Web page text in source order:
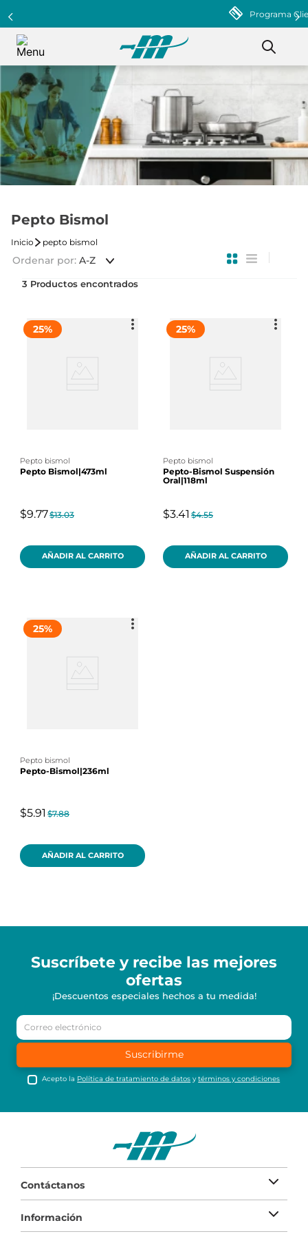
Programa Clientazo - Acumula puntos ¡Afiliate!
Pepto Bismol
pepto bismol
Ordenar por A-Z
3
25%
pepto bismol
Pepto Bismol|473ml
$9.77$13.03
AÑADIR AL CARRITO
25%
pepto bismol
Pepto-Bismol Suspensión
Oral|118ml
$3.41 $4.55
AÑADIR AL CARRITO
25%
pepto bismol
Pepto-Bismol|236ml
$5.91 $7.88
AÑADIR AL CARRITO
Suscríbete y recibe las mejores
ofertas
¡Descuentos especiales hechos a tu medida!
Suscribirme
Acepto la Política de tratamiento de datos ytérminos y condiciones
Contáctanos
Información